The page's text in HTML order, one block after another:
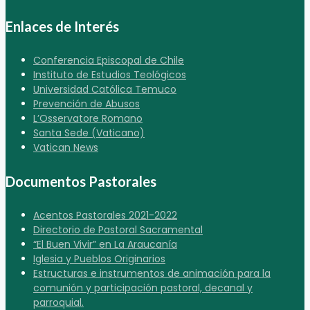
Enlaces de Interés
Conferencia Episcopal de Chile
Instituto de Estudios Teológicos
Universidad Católica Temuco
Prevención de Abusos
L’Osservatore Romano
Santa Sede (Vaticano)
Vatican News
Documentos Pastorales
Acentos Pastorales 2021-2022
Directorio de Pastoral Sacramental
“El Buen Vivir” en La Araucanía
Iglesia y Pueblos Originarios
Estructuras e instrumentos de animación para la
comunión y participación pastoral, decanal y
parroquial.